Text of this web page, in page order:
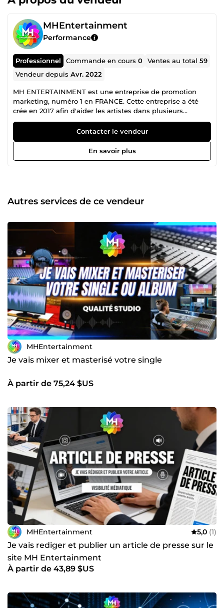
MHEntertainment
Performance
Professionnel Commande en cours0 Ventes au total59
Vendeur depuisAvr. 2022
MH ENTERTAINMENT est une entreprise de promotion
marketing, numéro 1 en FRANCE. Cette entreprise a été
crée en 2017 afin d'aider les artistes dans plusieurs
domaines, donc le cinéma, mode, musique (...) Nous
mettons à disposition des artistes et des labels les
packages suivants : Promotion des plateformes de
streaming, Promotion vers les Sites, Blogs Musicaux, Media
Radio, Media TV, Presse, Promotion Clubs DJs | Promotion
exposition auprès d'une audience ciblée pour faire
connaître sa musique‎ ! Découvrez toutes nos offres
aujourd'hui primordial pour construire toute carrière
artistique. Développez votre base de fans, augmentez le
nombre de vues et de streamings de vos clips et de vos
singles sur YouTube et Spotify. Promo YouTube / Promo
Spotify / Media Web / Promo Musique.
Contacter le vendeur
En savoir plus
Autres services de ce vendeur
MHEntertainment
Je vais mixer et masterisé votre single
À partir de 75,24 $US
MHEntertainment 5,0 (1)
Je vais rediger et publier un article de presse sur le
site MH Entertainment
À partir de 43,89 $US